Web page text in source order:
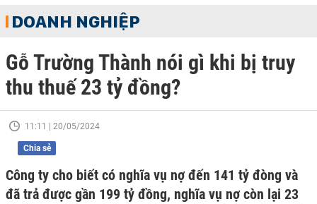
DOANH NGHIỆP
Gỗ Trường Thành nói gì khi bị truy
thu thuế 23 tỷ đồng?
11:11 | 20/05/2024
Chia sẻ
Công ty cho biết có nghĩa vụ nợ đến 141 tỷ đòng và
đã trả được gần 199 tỷ đồng, nghĩa vụ nợ còn lại 23